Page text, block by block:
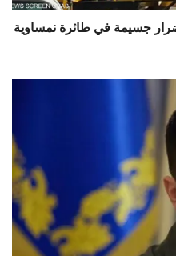
جسيمة في طائرة نمساوية